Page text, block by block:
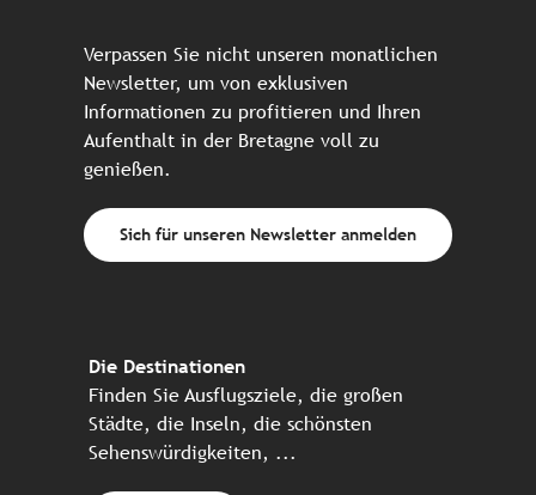
Verpassen Sie nicht unseren monatlichen
Newsletter, um von exklusiven
Informationen zu profitieren und Ihren
Aufenthalt in der Bretagne voll zu
genießen.
Sich für unseren Newsletter anmelden
Die Destinationen
Finden Sie Ausflugsziele, die großen
Städte, die Inseln, die schönsten
Sehenswürdigkeiten, ...